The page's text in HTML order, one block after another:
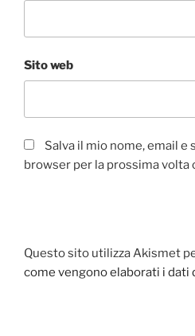
Sito web
Salva il mio nome, email e
browser per la prossima volta
Questo sito utilizza Akismet
come vengono elaborati i